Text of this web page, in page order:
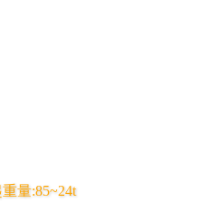
量:85~24t